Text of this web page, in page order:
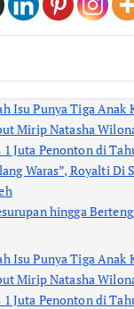
Isu Punya Tiga Anak
Mirip Natasha
Juta Penonton di
Waras”, Royalti Di
hingga
Isu Punya Tiga Anak
Mirip Natasha
Juta Penonton di